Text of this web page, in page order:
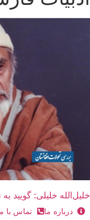
خلیل‌الله خلیلی: گویید
درباره ما تماس با